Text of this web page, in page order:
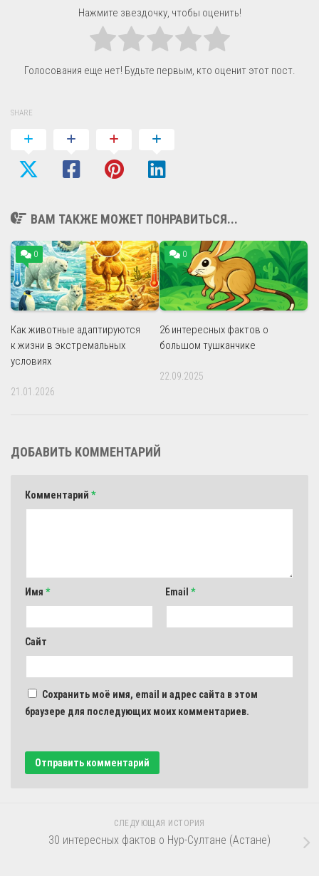
Нажмите звездочку, чтобы оценить!
Голосования еще нет! Будьте первым, кто оценит этот пост.
SHARE
ВАМ ТАКЖЕ МОЖЕТ ПОНРАВИТЬСЯ...
0
Как животные адаптируются
к жизни в экстремальных
условиях
21.01.2026
0
26 интересных фактов о
большом тушканчике
22.09.2025
ДОБАВИТЬ КОММЕНТАРИЙ
Комментарий *
Имя * Email *
Сайт
Сохранить моё имя, email и адрес сайта в этом
браузере для последующих моих комментариев.
СЛЕДУЮЩАЯ ИСТОРИЯ
30 интересных фактов о Нур-Султане (Астане)